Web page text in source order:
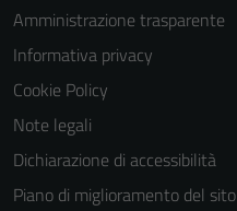
Amministrazione trasparente
Informativa privacy
Cookie Policy
Note legali
Dichiarazione di accessibilità
Piano di miglioramento del sito